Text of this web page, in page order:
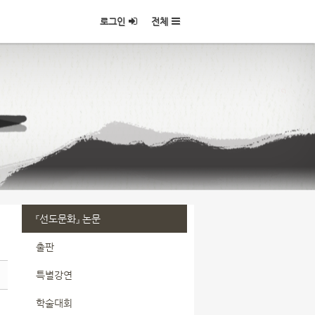
로그인 전체
『선도문화』 논문
출판
특별강연
학술대회